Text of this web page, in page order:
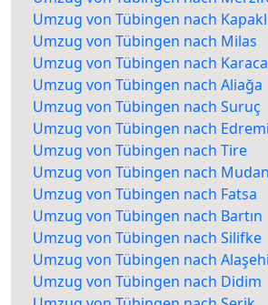
Umzug von Tübingen nach
Umzug von Tübingen nach Milas
Umzug von Tübingen nach
Umzug von Tübingen nach Aliağa
Umzug von Tübingen nach Suruç
Umzug von Tübingen nach
Umzug von Tübingen nach Tire
Umzug von Tübingen nach
Umzug von Tübingen nach Fatsa
Umzug von Tübingen nach Bartın
Umzug von Tübingen nach Silifke
Umzug von Tübingen nach
Umzug von Tübingen nach Didim